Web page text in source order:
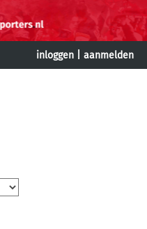
inloggen aanmelden